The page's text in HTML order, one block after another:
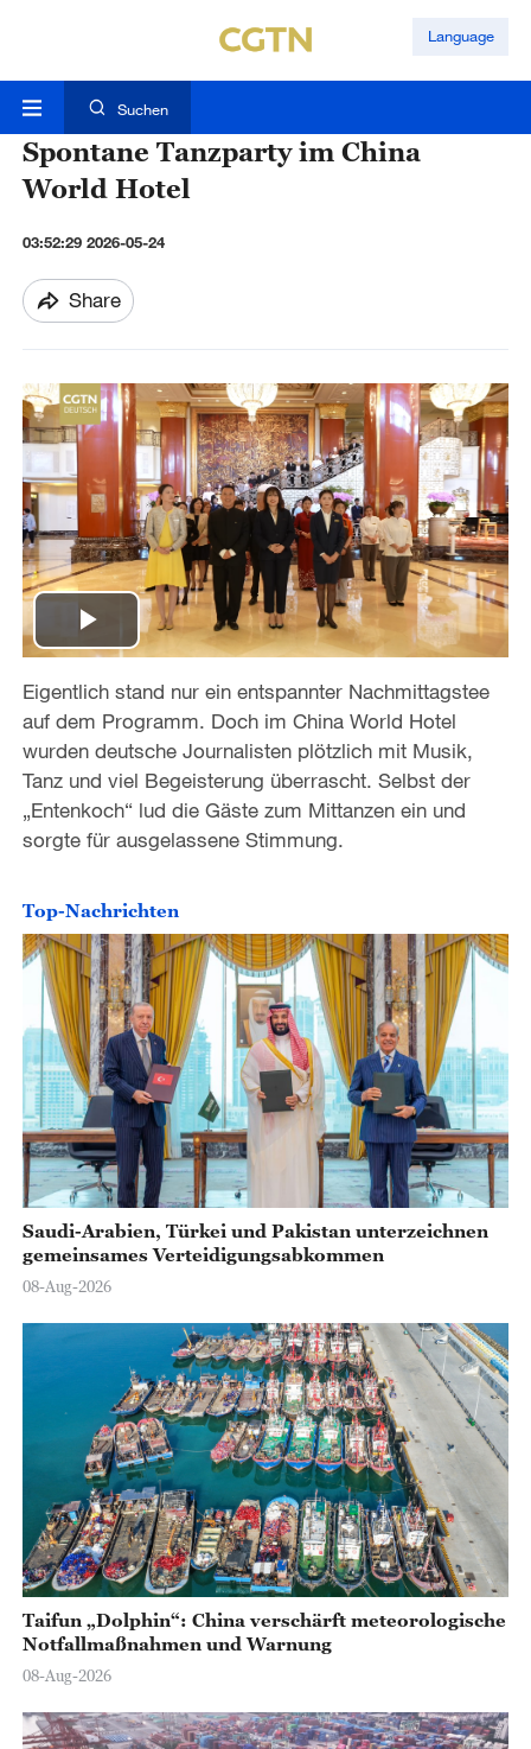
Language
Suchen
Spontane Tanzparty im China
World Hotel
03:52:29 2026-05-24
Share
P
l
a
y
V
i
d
e
o
Eigentlich stand nur ein entspannter Nachmittagstee
auf dem Programm. Doch im China World Hotel
wurden deutsche Journalisten plötzlich mit Musik,
Tanz und viel Begeisterung überrascht. Selbst der
„Entenkoch“ lud die Gäste zum Mittanzen ein und
sorgte für ausgelassene Stimmung.
Top-Nachrichten
Saudi-Arabien, Türkei und Pakistan unterzeichnen
gemeinsames Verteidigungsabkommen
08-Aug-2026
Taifun „Dolphin“: China verschärft meteorologische
Notfallmaßnahmen und Warnung
08-Aug-2026